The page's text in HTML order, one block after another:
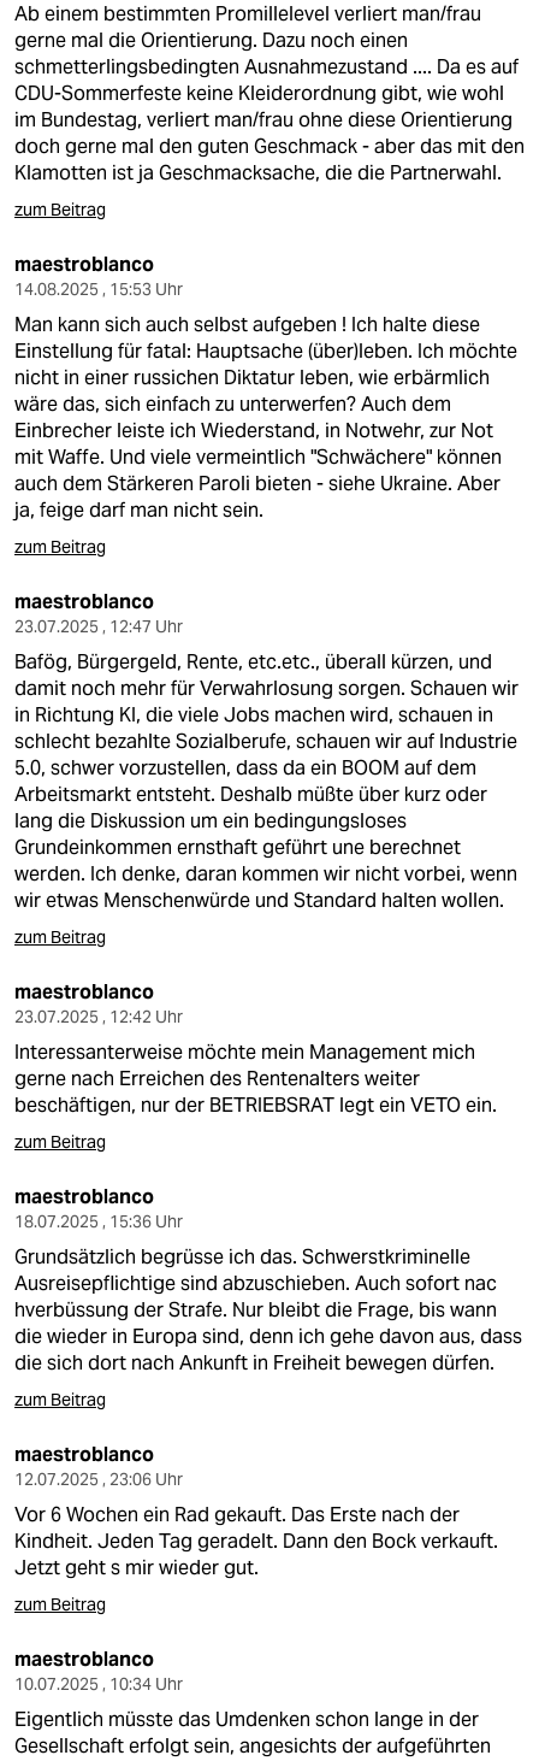
Ab einem bestimmten Promillelevel verliert man/frau
gerne mal die Orientierung. Dazu noch einen
schmetterlingsbedingten Ausnahmezustand .... Da es auf
CDU-Sommerfeste keine Kleiderordnung gibt, wie wohl
im Bundestag, verliert man/frau ohne diese Orientierung
doch gerne mal den guten Geschmack - aber das mit den
Klamotten ist ja Geschmacksache, die die Partnerwahl.
zum Beitrag
maestroblanco
14.08.2025 , 15:53 Uhr
Man kann sich auch selbst aufgeben ! Ich halte diese
Einstellung für fatal: Hauptsache (über)leben. Ich möchte
nicht in einer russichen Diktatur leben, wie erbärmlich
wäre das, sich einfach zu unterwerfen? Auch dem
Einbrecher leiste ich Wiederstand, in Notwehr, zur Not
mit Waffe. Und viele vermeintlich "Schwächere" können
auch dem Stärkeren Paroli bieten - siehe Ukraine. Aber
ja, feige darf man nicht sein.
zum Beitrag
maestroblanco
23.07.2025 , 12:47 Uhr
Bafög, Bürgergeld, Rente, etc.etc., überall kürzen, und
damit noch mehr für Verwahrlosung sorgen. Schauen wir
in Richtung KI, die viele Jobs machen wird, schauen in
schlecht bezahlte Sozialberufe, schauen wir auf Industrie
5.0, schwer vorzustellen, dass da ein BOOM auf dem
Arbeitsmarkt entsteht. Deshalb müßte über kurz oder
lang die Diskussion um ein bedingungsloses
Grundeinkommen ernsthaft geführt une berechnet
werden. Ich denke, daran kommen wir nicht vorbei, wenn
wir etwas Menschenwürde und Standard halten wollen.
zum Beitrag
maestroblanco
23.07.2025 , 12:42 Uhr
Interessanterweise möchte mein Management mich
gerne nach Erreichen des Rentenalters weiter
beschäftigen, nur der BETRIEBSRAT legt ein VETO ein.
zum Beitrag
maestroblanco
18.07.2025 , 15:36 Uhr
Grundsätzlich begrüsse ich das. Schwerstkriminelle
Ausreisepflichtige sind abzuschieben. Auch sofort nac
hverbüssung der Strafe. Nur bleibt die Frage, bis wann
die wieder in Europa sind, denn ich gehe davon aus, dass
die sich dort nach Ankunft in Freiheit bewegen dürfen.
zum Beitrag
maestroblanco
12.07.2025 , 23:06 Uhr
Vor 6 Wochen ein Rad gekauft. Das Erste nach der
Kindheit. Jeden Tag geradelt. Dann den Bock verkauft.
Jetzt geht s mir wieder gut.
zum Beitrag
maestroblanco
10.07.2025 , 10:34 Uhr
Eigentlich müsste das Umdenken schon lange in der
Gesellschaft erfolgt sein, angesichts der aufgeführten